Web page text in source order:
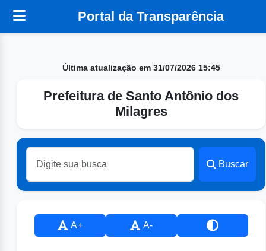
Portal da Transparência
Última atualização em 31/07/2026 15:45
Prefeitura de Santo Antônio dos
Milagres
Buscar
A+ A-